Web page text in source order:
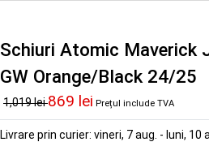
Schiuri Atomic Maverick
GW Orange/Black 24/25
1,019 lei869 lei Prețul include TVA
Livrare prin curier: vineri, 7 aug. - luni, 10